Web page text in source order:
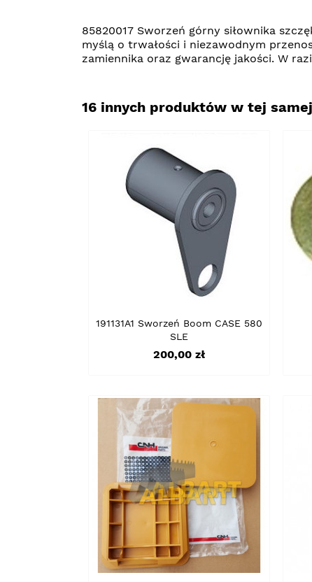
85820017 Sworzeń górny siłownika
myślą o trwałości i niezawodnym
zamiennika oraz gwarancję jakości. W
16 innych produktów w tej
191131A1 Sworzeń Boom CASE 580
SLE
Cena
200,00 zł